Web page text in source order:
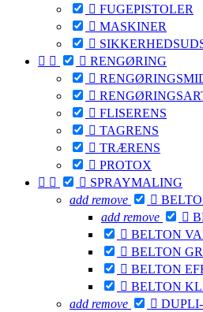
 FUGEPISTOLER
 MASKINER

   RENGØRING


 FLISERENS
 TAGRENS
 TRÆRENS
 PROTOX
   SPRAYMALING
add remove 
add remove 
 BELTON
 BELTON
 BELTON
 BELTON
add remove 